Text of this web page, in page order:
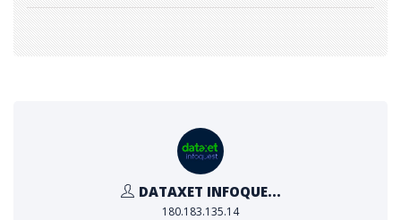
ะยาว ยูเนี่ยนเพย์จึงมุ่งมั่นสร้างความร่วมมือที่เอื้อประโยชน์ต่
อทุกฝ่าย ด้วยการผสานจุดแข็งของทั้งผู้ออกบัตรและผู้รับชำ
สร้างคุณค่าร่วมกัน: พัฒนา New Four-Party Model
ที่เปิดกว้างและครอบคลุม
เพื่อให้สอดรับกับการพัฒนาอย่างต่อเนื่องของอุตสาหกรรมก
DATAXET INFOQUE...
180.183.135.14